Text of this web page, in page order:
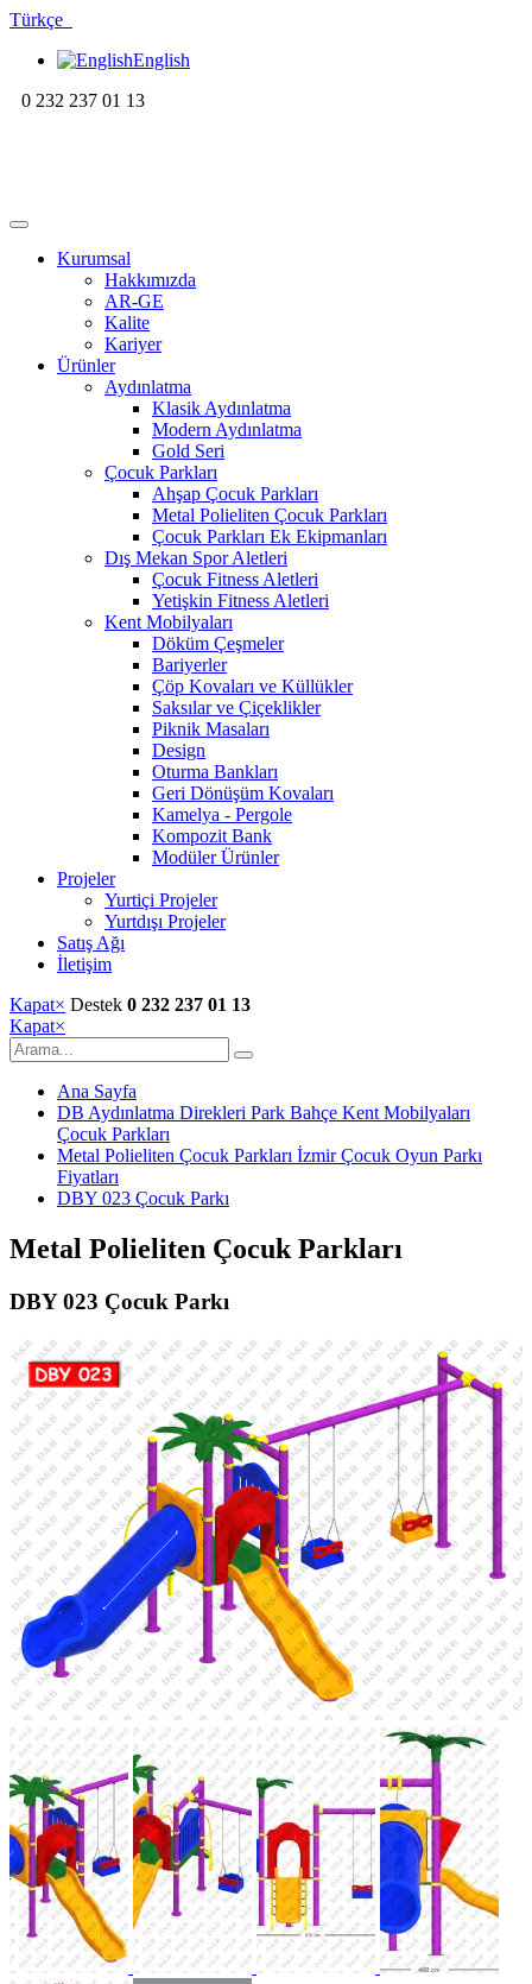
Türkçe
English
0 232 237 01 13
Kurumsal
Hakkımızda
AR-GE
Kalite
Kariyer
Ürünler
Aydınlatma
Klasik Aydınlatma
Modern Aydınlatma
Gold Seri
Çocuk Parkları
Ahşap Çocuk Parkları
Metal Polieliten Çocuk Parkları
Çocuk Parkları Ek Ekipmanları
Dış Mekan Spor Aletleri
Çocuk Fitness Aletleri
Yetişkin Fitness Aletleri
Kent Mobilyaları
Döküm Çeşmeler
Bariyerler
Çöp Kovaları ve Küllükler
Saksılar ve Çiçeklikler
Piknik Masaları
Design
Oturma Bankları
Geri Dönüşüm Kovaları
Kamelya - Pergole
Kompozit Bank
Modüler Ürünler
Projeler
Yurtiçi Projeler
Yurtdışı Projeler
Satış Ağı
İletişim
Kapat× Destek 0 232 237 01 13
Kapat×
Ana Sayfa
DB Aydınlatma Direkleri Park Bahçe Kent Mobilyaları
Çocuk Parkları
Metal Polieliten Çocuk Parkları İzmir Çocuk Oyun Parkı
Fiyatları
DBY 023 Çocuk Parkı
Metal Polieliten Çocuk Parkları
DBY 023 Çocuk Parkı